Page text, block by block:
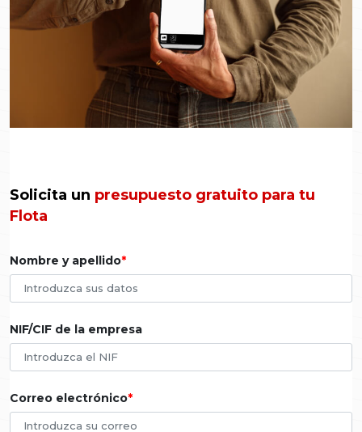
Solicita un presupuesto gratuito para tu
Flota
Nombre y apellido
NIF/CIF de la empresa
Correo electrónico